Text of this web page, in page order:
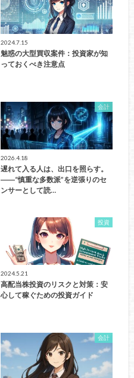
2024.7.15
魅惑の大型買収案件：投資家が知
っておくべき注意点
会計
2026.4.18
遅れて入る人は、出口を照らす。
――“慎重な多数派”を逆張りのセ
ンサーとして読…
投資
2024.5.21
高配当株投資のリスクと対策：安
心して稼ぐための投資ガイド
会計